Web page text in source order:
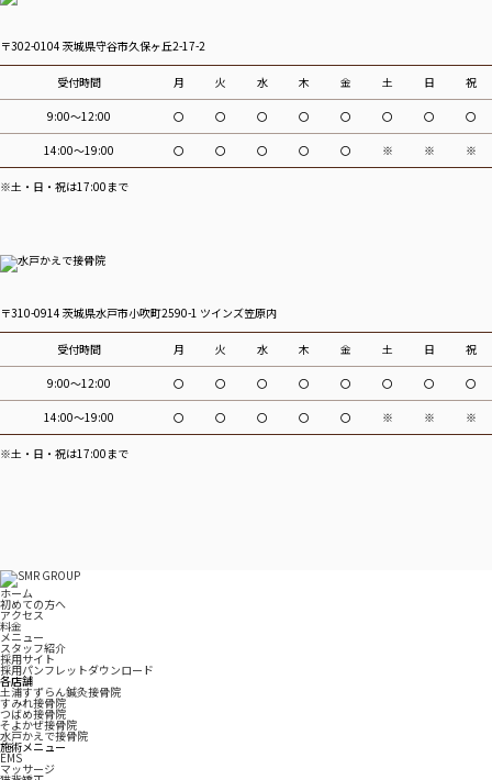
〒302-0104 茨城県守谷市久保ヶ丘2-17-2
受付時間 月 火 水 木 金 土 日 祝
9:00～12:00 〇 〇 〇 〇 〇 〇 〇 〇
14:00～19:00 〇 〇 〇 〇 〇 ※ ※ ※
※土・日・祝は17:00まで
〒310-0914 茨城県水戸市小吹町2590-1 ツインズ笠原内
受付時間 月 火 水 木 金 土 日 祝
9:00～12:00 〇 〇 〇 〇 〇 〇 〇 〇
14:00～19:00 〇 〇 〇 〇 〇 ※ ※ ※
※土・日・祝は17:00まで
ホーム
初めての方へ
アクセス
料金
メニュー
スタッフ紹介
採用サイト
採用パンフレットダウンロード
各店舗
土浦すずらん鍼灸接骨院
すみれ接骨院
つばめ接骨院
そよかぜ接骨院
水戸かえで接骨院
施術メニュー
EMS
マッサージ